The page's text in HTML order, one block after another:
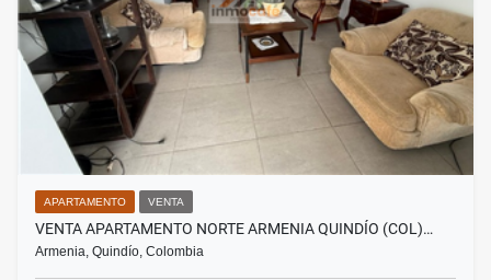
APARTAMENTO VENTA
VENTA APARTAMENTO NORTE ARMENIA QUINDÍO (COL)…
Armenia, Quindío, Colombia